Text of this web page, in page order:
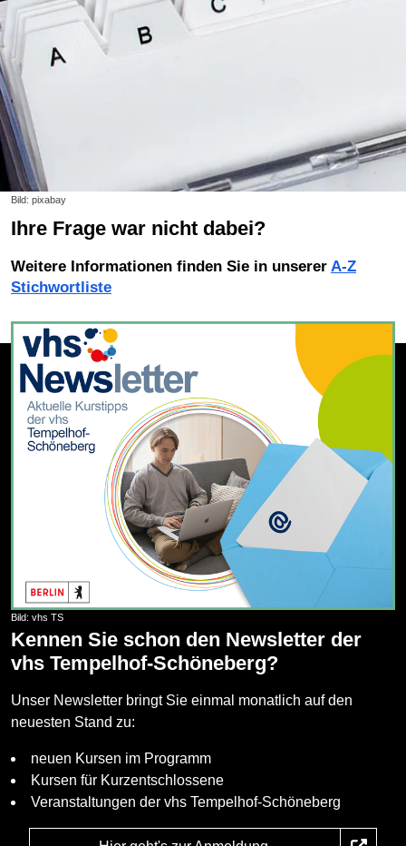
Bild: pixabay
Ihre Frage war nicht dabei?
Weitere Informationen finden Sie in unserer A-Z
Stichwortliste
Bild: vhs TS
Kennen Sie schon den Newsletter der
vhs Tempelhof-Schöneberg?
Unser Newsletter bringt Sie einmal monatlich auf den
neuesten Stand zu:
neuen Kursen im Programm
Kursen für Kurzentschlossene
Veranstaltungen der vhs Tempelhof-Schöneberg